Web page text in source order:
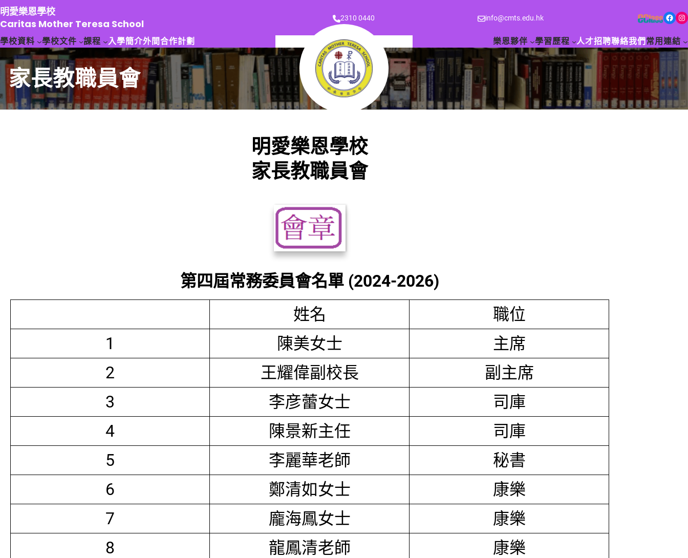
跳
至
主
要
容
明愛樂恩學校
Caritas Mother Teresa School
2310 0440 info@cmts.edu.hk Facebook Instagram
學校資料 學校文件 課程 入學簡介外間合作計劃 樂恩夥伴 學習歷程 人才招聘聯絡我們 常用連結
家長教職員會
明愛樂恩學校
家長教職員會
第四屆常務委員會名單 (2024-2026)
姓名
職位
1
陳美女士
主席
2
王耀偉副校長
副主席
3
李彦蕾女士
司庫
4
陳景新主任
司庫
5
李麗華老師
秘書
6
鄭清如女士
康樂
7
龐海鳳女士
康樂
8
龍鳳清老師
康樂